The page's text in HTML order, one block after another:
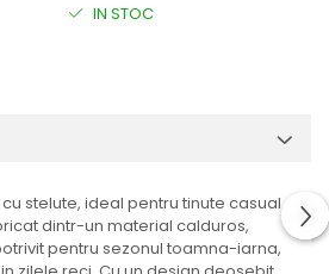
IN STOC
stelute, ideal pentru tinute casual
dintr-un material calduros,
pentru sezonul toamna-iarna,